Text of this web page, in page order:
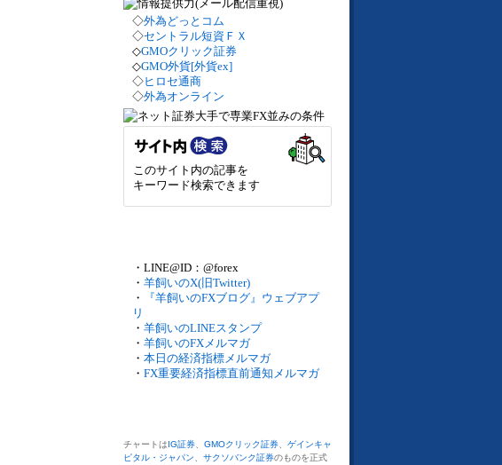
◇外為どっとコム
◇セントラル短資ＦＸ
◇GMOクリック証券
◇GMO外貨[外貨ex]
◇ヒロセ通商
◇外為オンライン
このサイト内の記事を
キーワード検索できます
・LINE@ID：@forex
・ 羊飼いのX(旧Twitter)
・
『羊飼いのFXブログ』ウェブアプ
リ
・ 羊飼いのLINEスタンプ
・ 羊飼いのFXメルマガ
・ 本日の経済指標メルマガ
・ FX重要経済指標直前通知メルマガ
チャートはIG証券 GMOクリック証券
ゲインキャ
ピタル・ジャパン
サクソバンク証券のものを正式